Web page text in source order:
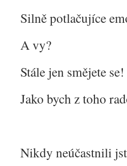
Silně potlačujíce
A vy?
Stále jen smějete se!
Jako bych z toho
Nikdy neúčastnili